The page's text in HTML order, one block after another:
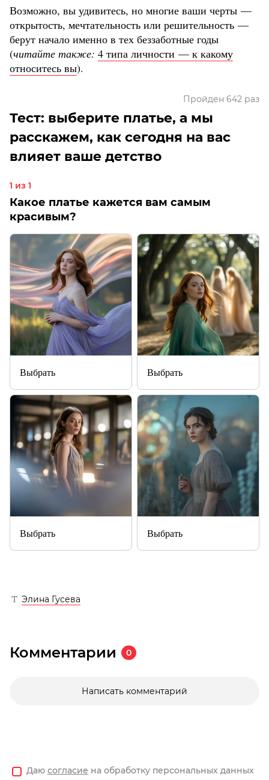
Возможно, вы удивитесь, но многие ваши черты —
открытость, мечтательность или решительность —
берут начало именно в тех беззаботные годы
(читайте также: 4 типа личности — к какому
относитесь вы).
Пройден 642 раз
Тест: выберите платье, а мы
расскажем, как сегодня на вас
влияет ваше детство
1 из 1
Какое платье кажется вам самым
красивым?
Выбрать Выбрать
Выбрать Выбрать
Элина Гусева
Комментарии 0
Написать комментарий
Даю согласие на обработку персональных данных